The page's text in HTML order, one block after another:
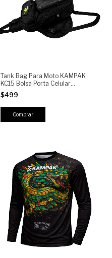
Tank Bag Para Moto KAMPAK
KC15 Bolsa Porta Celular
Impermeable Mochila De Tanque
Motocicleta Con
Compartimentos Reflectantes
$499